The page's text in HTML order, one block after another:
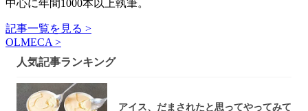
中心に年間1000本以上執筆。
記事一覧を見る >
OLMECA >
人気記事ランキング
アイス、だまされたと思ってやってみて